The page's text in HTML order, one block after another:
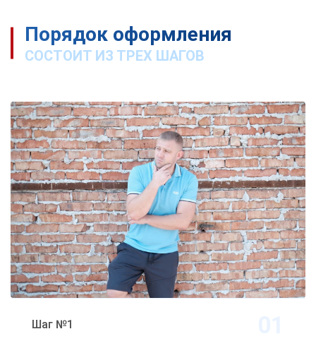
Порядок оформления
СОСТОИТ ИЗ ТРЕХ ШАГОВ
Шаг №1